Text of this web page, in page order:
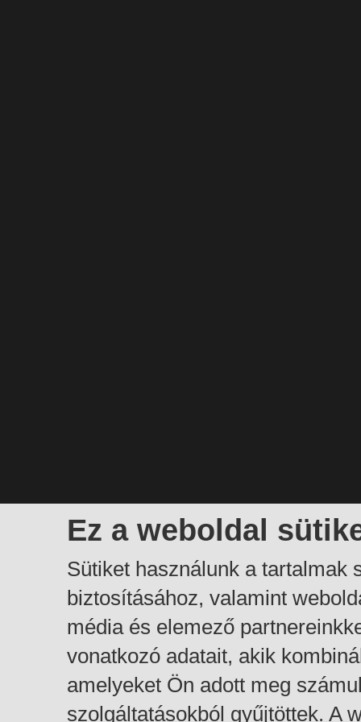
Ez a weboldal
Sütiket használunk a tartalmak
biztosításához, valamint
média és elemező
vonatkozó adatait, akik
amelyeket Ön adott meg
szolgáltatásokból gyűjtöttek. A